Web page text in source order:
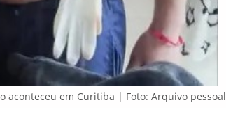
aconteceu em Curitiba | Foto: Arquivo pessoal